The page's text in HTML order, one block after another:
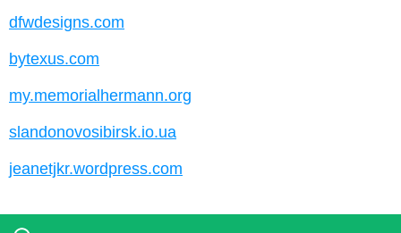
dfwdesigns.com
bytexus.com
my.memorialhermann.org
slandonovosibirsk.io.ua
jeanetjkr.wordpress.com